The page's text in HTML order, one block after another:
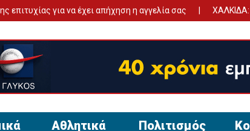
για να έχει απήχηση η αγγελία σας ΧΑΛΚΙΔΑ: Θλίψη
Αθλητικά Πολιτισμός